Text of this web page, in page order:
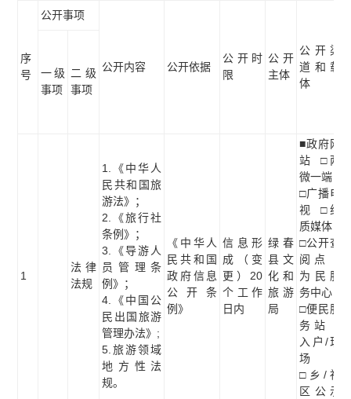
序
号
公开事项
公开内容 公开依据
公开时
限
公开
主体
公开渠
道和载
体
一级
事项
二级
事项
1
法律
法规
1.《中华人
民共和国旅
游法》；
2.《旅行社
条例》；
3.《导游人
员管理条
例》；
4.《中国公
民出国旅游
管理办法》;
5.旅游领域
地方性法
规。
《中华人
民共和国
政府信息
公开条
例》
信息形
成（变
更）20
个工作
日内
绿春
县文
化和
旅游
局
■政府网
站 □两
微一端
□广播电
视 □纸
质媒体
□公开查
阅点 □
为民服
务中心
□便民服
务站 □
入户/现
场
□乡/社
区公示